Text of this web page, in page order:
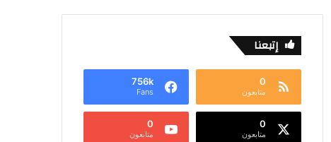
إتبعنا
0
متابعون
756k
Fans
0
متابعون
0
متابعون